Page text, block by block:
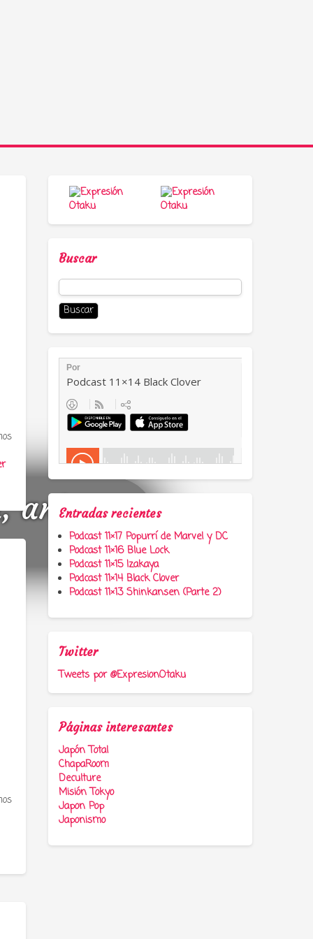
anime y
Buscar
Buscar:
Entradas recientes
Podcast 11×17 Popurrí de Marvel y DC
Podcast 11×16 Blue Lock
Podcast 11×15 Izakaya
Podcast 11×14 Black Clover
Podcast 11×13 Shinkansen (Parte 2)
Twitter
Tweets por @ExpresionOtaku
Páginas interesantes
Japón Total
ChapaRoom
Deculture
Misión Tokyo
Japon Pop
Japonismo